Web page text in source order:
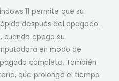
11 permite que su
después del apagado.
cuando apaga su
en modo de
completo. También
que prolonga el tiempo